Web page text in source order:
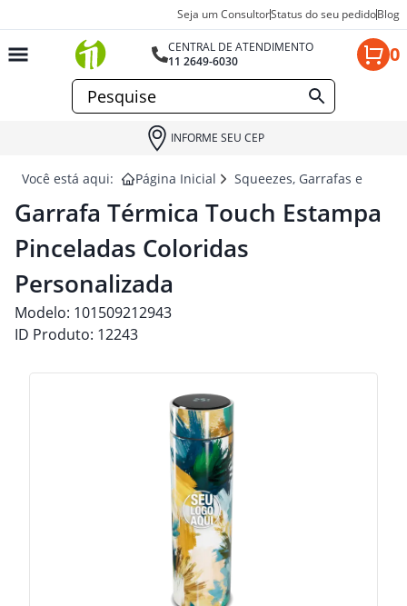
Seja um ConsultorStatus do seu pedidoBlog
CENTRAL DE ATENDIMENTO
11 2649-6030
0
INFORME SEU CEP
Você está aqui: Página Inicial Squeezes, Garrafas e
Garrafa Térmica Touch Estampa
Pinceladas Coloridas
Personalizada
Modelo: 101509212943
ID Produto: 12243